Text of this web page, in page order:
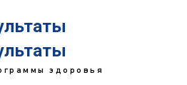
здоровья